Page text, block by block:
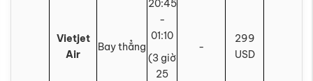
Vietjet
Air
Bay thẳng
20:45
-
01:10
(3 giờ
25
-
299
USD